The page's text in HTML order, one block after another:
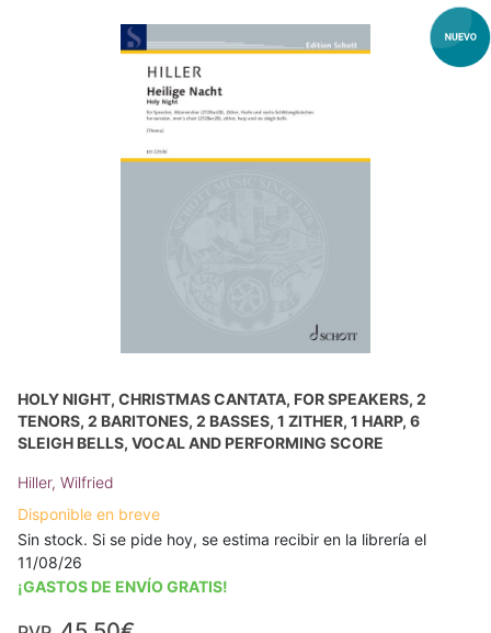
HOLY NIGHT, CHRISTMAS CANTATA, FOR SPEAKERS, 2
TENORS, 2 BARITONES, 2 BASSES, 1 ZITHER, 1 HARP, 6
SLEIGH BELLS, VOCAL AND PERFORMING SCORE
Hiller, Wilfried
Disponible en breve
Sin stock. Si se pide hoy, se estima recibir en la librería el
11/08/26
¡GASTOS DE ENVÍO GRATIS!